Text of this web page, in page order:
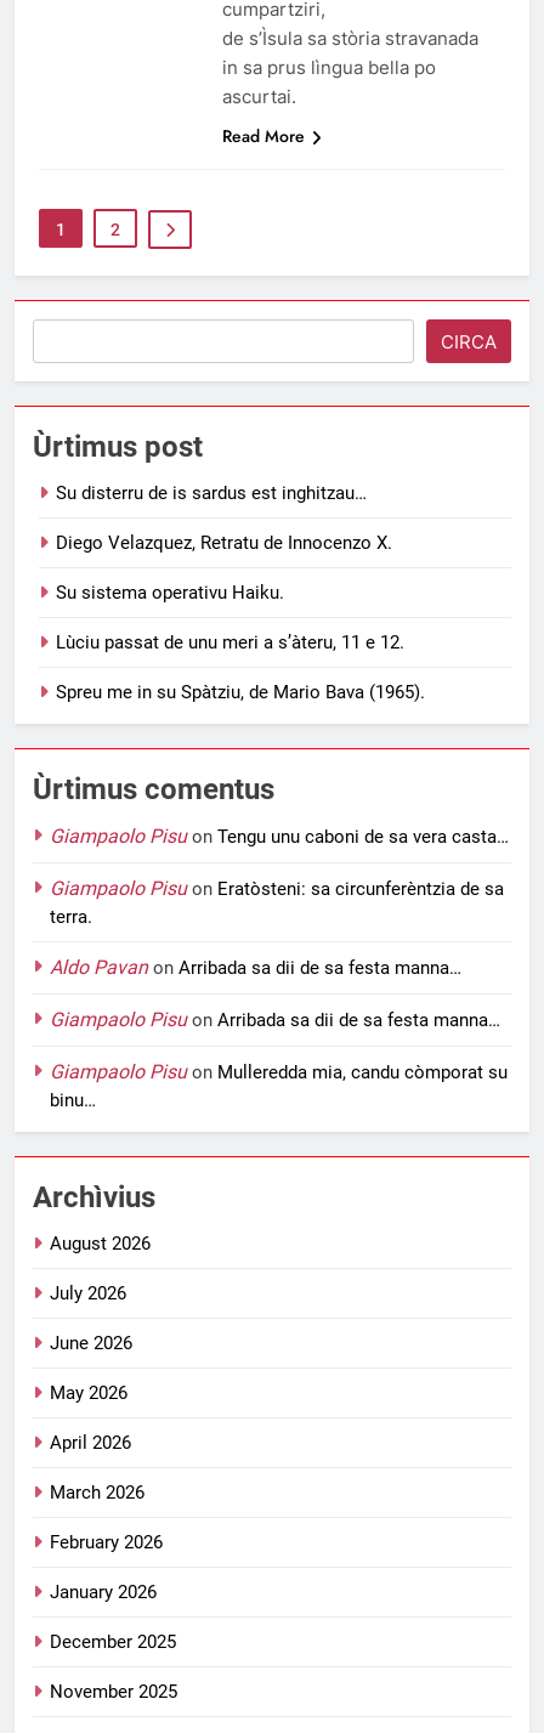
cumpartziri,
de s’Ìsula sa stòria stravanada
in sa prus lìngua bella po
ascurtai.
Read More
1 2
CIRCA
Ùrtimus post
Su disterru de is sardus est inghitzau…
Diego Velazquez, Retratu de Innocenzo X.
Su sistema operativu Haiku.
Lùciu passat de unu meri a s’àteru, 11 e 12.
Spreu me in su Spàtziu, de Mario Bava (1965).
Ùrtimus comentus
Giampaolo Pisuon Tengu unu caboni de sa vera casta…
Giampaolo Pisuon Eratòsteni: sa circunferèntzia de sa
terra.
Aldo Pavanon Arribada sa dii de sa festa manna…
Giampaolo Pisuon Arribada sa dii de sa festa manna…
Giampaolo Pisuon Mulleredda mia, candu còmporat su
binu…
Archìvius
August 2026
July 2026
June 2026
May 2026
April 2026
March 2026
February 2026
January 2026
December 2025
November 2025